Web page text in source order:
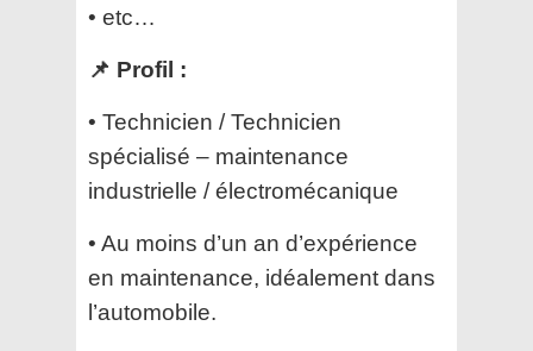
• ⁠etc…
📌 Profil :
• Technicien / Technicien
spécialisé – maintenance
industrielle / électromécanique
• Au moins d’un an d’expérience
en maintenance, idéalement dans
l’automobile.